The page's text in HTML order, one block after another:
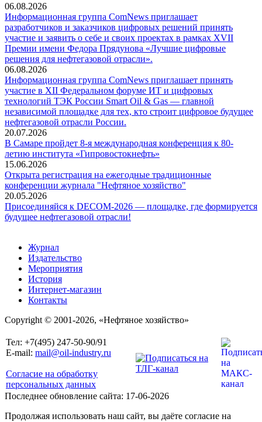
06.08.2026
Информационная группа ComNews приглашает
разработчиков и заказчиков цифровых решений принять
участие и заявить о себе и своих проектах в рамках XVII
Премии имени Федора Прядунова «Лучшие цифровые
решения для нефтегазовой отрасли».
06.08.2026
Информационная группа ComNews приглашает принять
участие в XII Федеральном форуме ИТ и цифровых
технологий ТЭК России Smart Oil & Gas — главной
независимой площадке для тех, кто строит цифровое будущее
нефтегазовой отрасли России.
20.07.2026
В Самаре пройдет 8-я международная конференция к 80-
летию института «Гипровостокнефть»
15.06.2026
Открыта регистрация на ежегодные традиционные
конференции журнала "Нефтяное хозяйство"
20.05.2026
Присоединяйся к DECOM-2026 — площадке, где формируется
будущее нефтегазовой отрасли!
Журнал
Издательство
Мероприятия
История
Интернет-магазин
Контакты
Copyright © 2001-2026, «Нефтяное хозяйство»
Тел: +7(495) 247-50-90/91
E-mail: mail@oil-industry.ru
Согласие на обработку
персональных данных
Последнее обновление сайта: 17-06-2026
Продолжая использовать наш сайт, вы даёте согласие на